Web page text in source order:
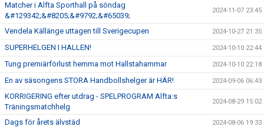
Matcher i Alfta Sporthall på söndag
&#129342;&#8205;&#9792;&#65039;
2024-11-07 23:45
Vendela Källänge uttagen till Sverigecupen 2024-10-27 21:35
SUPERHELGEN I HALLEN! 2024-10-10 22:44
Tung premiärförlust hemma mot Hallstahammar 2024-10-10 22:18
En av säsongens STORA Handbollshelger är HÄR! 2024-09-06 06:43
KORRIGERING efter utdrag - SPELPROGRAM Alfta:s
Träningsmatchhelg
2024-08-29 15:02
Dags för årets älvstäd 2024-08-06 19:33